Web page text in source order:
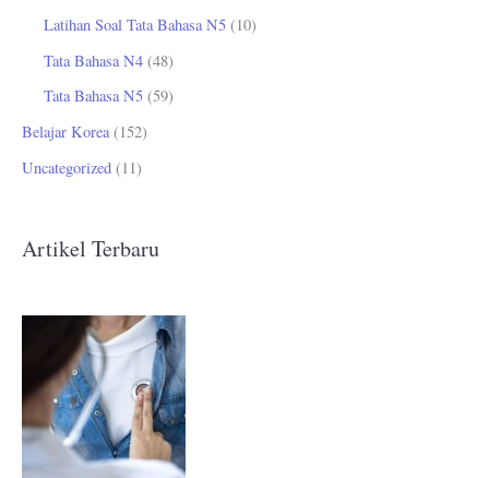
Latihan Soal Tata Bahasa N5 (10)
Tata Bahasa N4 (48)
Tata Bahasa N5 (59)
Belajar Korea(152)
Uncategorized (11)
Artikel Terbaru